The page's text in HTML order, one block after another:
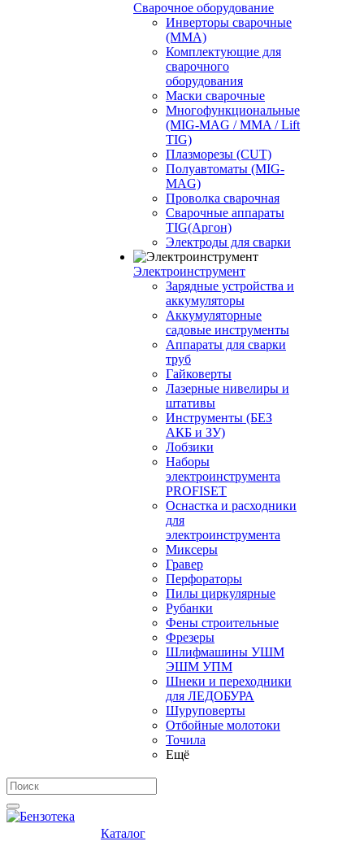
Сварочное оборудование
Инверторы сварочные
(ММА)
Комплектующие для
сварочного
оборудования
Маски сварочные
Многофункциональные
(MIG-MAG / MMA / Lift
TIG)
Плазморезы (CUT)
Полуавтоматы (МIG-
MAG)
Проволка сварочная
Сварочные аппараты
TIG(Аргон)
Электроды для сварки
Электроинструмент
Зарядные устройства и
аккумуляторы
Аккумуляторные
садовые инструменты
Аппараты для сварки
труб
Гайковерты
Лазерные нивелиры и
штативы
Инструменты (БЕЗ
АКБ и ЗУ)
Лобзики
Наборы
электроинструмента
PROFISET
Оснастка и расходники
для
электроинструмента
Миксеры
Гравер
Перфораторы
Пилы циркулярные
Рубанки
Фены строительные
Фрезеры
Шлифмашины УШМ
ЭШМ УПМ
Шнеки и переходники
для ЛЕДОБУРА
Шуруповерты
Отбойные молотоки
Точила
Ещё
Каталог